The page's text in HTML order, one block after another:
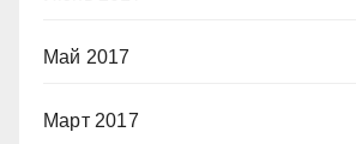
Май 2017
Март 2017